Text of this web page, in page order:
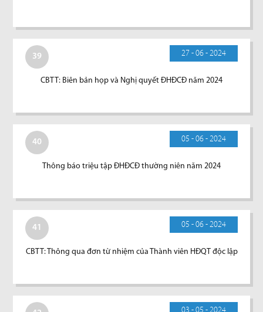
39 27 - 06 - 2024
CBTT: Biên bản họp và Nghị quyết ĐHĐCĐ năm 2024
40 05 - 06 - 2024
Thông báo triệu tập ĐHĐCĐ thường niên năm 2024
41 05 - 06 - 2024
CBTT: Thông qua đơn từ nhiệm của Thành viên HĐQT độc lập
03 - 05 - 2024